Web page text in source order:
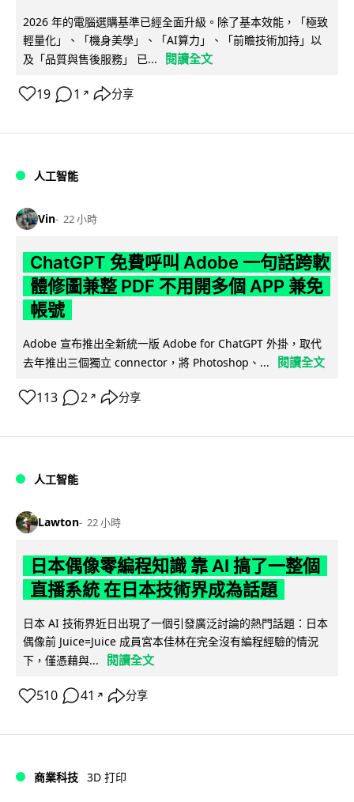
2026 年的電腦選購基準已經全面升級。除了基本效能，「極致
輕量化」、「機身美學」、「AI算力」、「前瞻技術加持」以
及「品質與售後服務」 已...
閱讀全文
19 1 ↗ 分享
人工智能
Vin 22 小時
ChatGPT 免費呼叫 Adobe 一句話跨軟
體修圖兼整 PDF 不用開多個 APP 兼免
帳號
Adobe 宣布推出全新統一版 Adobe for ChatGPT 外掛，取代
去年推出三個獨立 connector，將 Photoshop、...
閱讀全文
113 2 ↗ 分享
人工智能
Lawton 22 小時
日本偶像零編程知識 靠 AI 搞了一整個
直播系統 在日本技術界成為話題
日本 AI 技術界近日出現了一個引發廣泛討論的熱門話題：日本
偶像前 Juice=Juice 成員宮本佳林在完全沒有編程經驗的情況
下，僅憑藉與...
閱讀全文
510 41 ↗ 分享
商業科技 3D 打印